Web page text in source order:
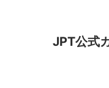
JPT公式